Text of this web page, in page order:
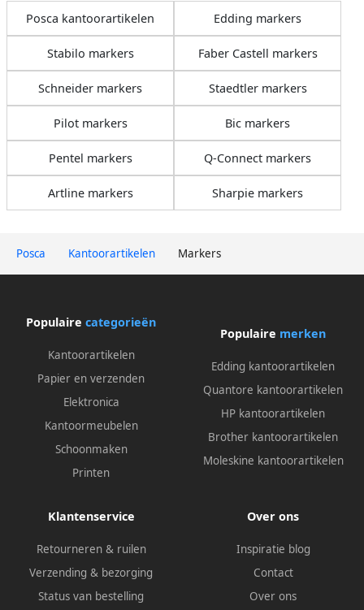
Posca Kantoorartikelen Markers
Posca kantoorartikelen Edding markers
Stabilo markers Faber Castell markers
Schneider markers Staedtler markers
Pilot markers Bic markers
Pentel markers Q-Connect markers
Artline markers Sharpie markers
Populaire categorieën
Kantoorartikelen
Papier en verzenden
Elektronica
Kantoormeubelen
Schoonmaken
Printen
Populaire merken
Edding kantoorartikelen
Quantore kantoorartikelen
HP kantoorartikelen
Brother kantoorartikelen
Moleskine kantoorartikelen
Klantenservice
Retourneren & ruilen
Verzending & bezorging
Status van bestelling
Over ons
Inspiratie blog
Contact
Over ons